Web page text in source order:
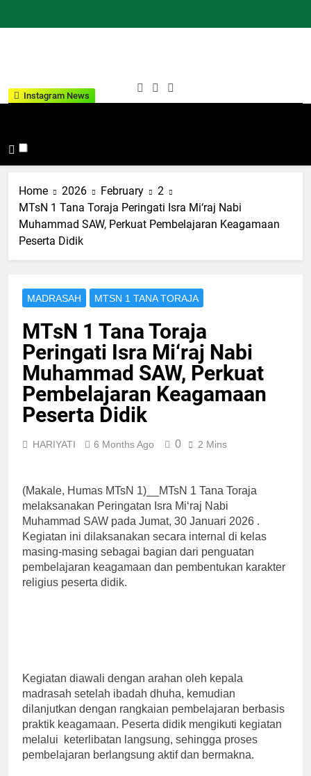
Instagram News
Agama
Tana Toraja
Indonesia Hebat Bersama
Home 2026 February
2
MTsN 1 Tana Toraja Peringati Isra Mi‘raj Nabi
Muhammad SAW, Perkuat Pembelajaran Keagamaan
Peserta Didik
MADRASAH MTSN 1 TANA TORAJA
MTsN 1 Tana Toraja
Peringati Isra Mi‘raj Nabi
Muhammad SAW, Perkuat
Pembelajaran Keagamaan
Peserta Didik
HARIYATI 6 Months Ago 0 2 Mins
(Makale, Humas MTsN 1)__MTsN 1 Tana Toraja
melaksanakan Peringatan Isra Mi‘raj Nabi
Muhammad SAW pada Jumat, 30 Januari 2026 .
Kegiatan ini dilaksanakan secara internal di kelas
masing-masing sebagai bagian dari penguatan
pembelajaran keagamaan dan pembentukan karakter
religius peserta didik.
Kegiatan diawali dengan arahan oleh kepala
madrasah setelah ibadah dhuha, kemudian
dilanjutkan dengan rangkaian pembelajaran berbasis
praktik keagamaan. Peserta didik mengikuti kegiatan
melalui keterlibatan langsung, sehingga proses
pembelajaran berlangsung aktif dan bermakna.